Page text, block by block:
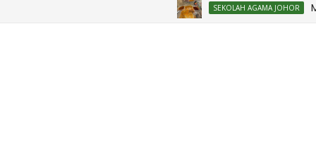
SEKOLAH AGAMA JOHOR